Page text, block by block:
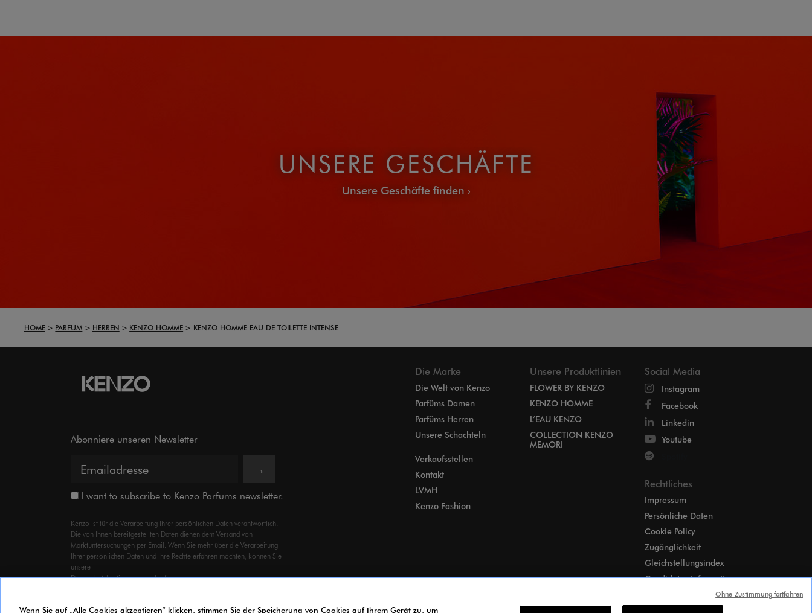
UNSERE GESCHÄFTE
Unsere Geschäfte finden
HOME PARFUM HERREN KENZO HOMME KENZO HOMME EAU DE TOILETTE INTENSE
Abonniere unseren Newsletter
→
I want to subscribe to Kenzo Parfums newsletter.
Kenzo ist für die Verarbeitung Ihrer persönlichen Daten verantwortlich.
Die von Ihnen bereitgestellten Daten dienen dem Versand von
Marktuntersuchungen per Email. Wenn Sie mehr über die Verarbeitung
Ihrer persönlichen Daten und Ihre Rechte erfahren möchten, können Sie
unsere
Datenschutzbestimmungenabrufen.
Die Marke
Die Welt von Kenzo
Parfüms Damen
Parfüms Herren
Unsere Schachteln
Verkaufsstellen
Kontakt
LVMH
Kenzo Fashion
Unsere Produktlinien
FLOWER BY KENZO
KENZO HOMME
L’EAU KENZO
COLLECTION KENZO
MEMORI
Social Media
Instagram
Facebook
Linkedin
Youtube
Rechtliches
Impressum
Persönliche Daten
Cookie Policy
Zugänglichkeit
Gleichstellungsindex
Candidates Information
Cookie-Einstellungen
Wenn Sie auf „Alle Cookies akzeptieren“ klicken, stimmen Sie der Speicherung von Cookies auf Ihrem Gerät zu, um
Ohne Zustimmung fortfahren